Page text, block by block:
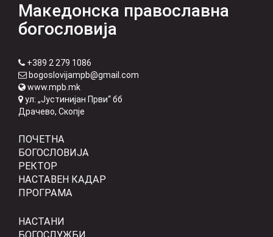
Македонска православна
богословија
+389 2 279 1086
bogoslovijampb@gmail.com
www.mpb.mk
ул: „Јустинијан Први“ бб
Драчево, Скопје
ПОЧЕТНА
БОГОСЛОВИЈА
РЕКТОР
НАСТАВЕН КАДАР
ПРОГРАМА
НАСТАНИ